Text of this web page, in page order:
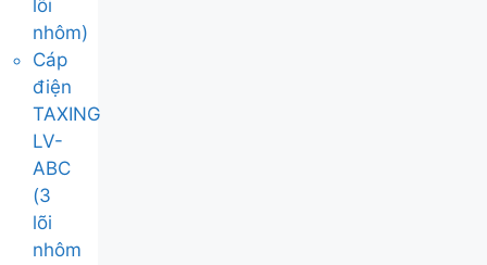
lõi
nhôm)
Cáp
điện
TAXING
LV-
ABC
(3
lõi
nhôm